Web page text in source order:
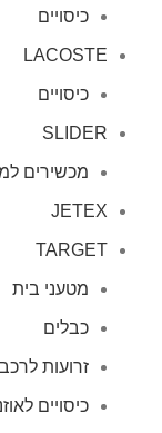
כיסויים
LACOSTE
כיסויים
SLIDER
מכשירים
JETEX
TARGET
מטעני בית
כבלים
זרועות לרכב
כיסויים